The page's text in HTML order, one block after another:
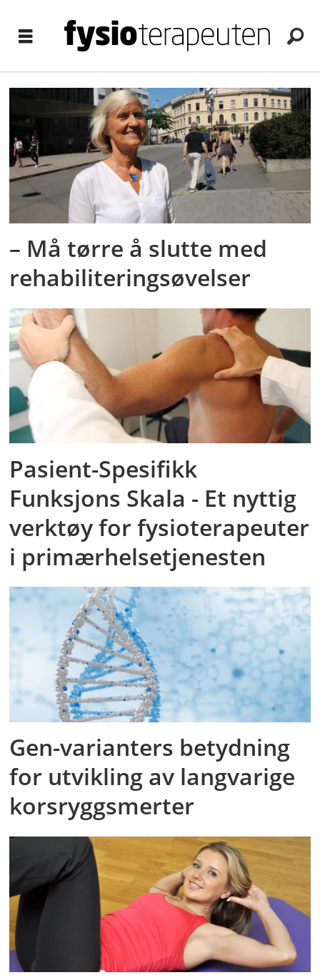
Tag:
muskelskjelett
– Må tørre å slutte med
rehabiliteringsøvelser
Pasient-Spesifikk
Funksjons Skala - Et nyttig
verktøy for fysioterapeuter
i primærhelsetjenesten
Gen-varianters betydning
for utvikling av langvarige
korsryggsmerter